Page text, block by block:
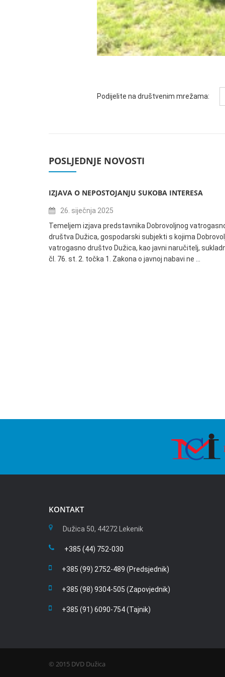
Podijelite na društvenim mrežama:
POSLJEDNJE NOVOSTI
IZJAVA O NEPOSTOJANJU SUKOBA INTERESA
26. siječnja 2025
Temeljem izjava predstavnika Dobrovoljnog
društva Dužica, gospodarski subjekti s kojima
vatrogasno društvo Dužica, kao javni naručitelj,
čl. 76. st. 2. točka 1. Zakona o javnoj nabavi ne …
KONTAKT
Dužica 50, 44272 Lekenik
+385 (44) 752-030
+385 (99) 2752-489 (Predsjednik)
+385 (98) 9304-505 (Zapovjednik)
+385 (91) 6090-754 (Tajnik)
© 2015 DVD Dužica